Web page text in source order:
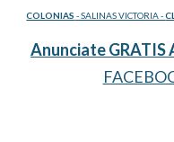
COLONIAS - SALINAS VICTORIA -
Anunciate GRATIS